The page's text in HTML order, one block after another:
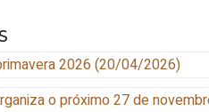
2026 (20/04/2026)
o próximo 27 de